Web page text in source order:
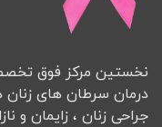
نخستین مرکز فوق
درمان سرطان های
جراحی زنان ، زایمان و